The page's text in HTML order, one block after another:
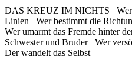
DAS KREUZ IM NICHTS Wer
Linien Wer bestimmt die
Wer umarmt das Fremde hinter
Schwester und Bruder Wer
Der wandelt das Selbst